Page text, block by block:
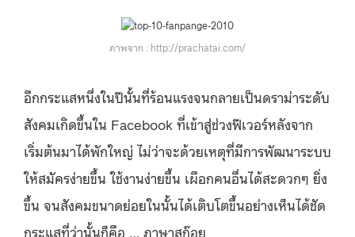
ภาพจาก : http://prachatai.com/
อีกกระแสหนึ่งในปีนั้นที่ร้อนแรงจนกลายเป็นดราม่าระดับ
สังคมเกิดขึ้นใน Facebook ที่เข้าสู่ช่วงฟีเวอร์หลังจาก
เริ่มต้นมาได้พักใหญ่ ไม่ว่าจะด้วยเหตุที่มีการพัฒนาระบบ
ให้สมัครง่ายขึ้น ใช้งานง่ายขึ้น เผือกคนอื่นได้สะดวกๆ ยิ่ง
ขึ้น จนสังคมขนาดย่อยในนั้นได้เติบโตขึ้นอย่างเห็นได้ชัด
กระแสที่ว่านั้นก็คือ … ภาษาสก๊อย